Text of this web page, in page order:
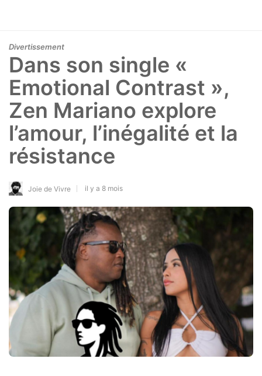
Divertissement
Dans son single «
Emotional Contrast »,
Zen Mariano explore
l’amour, l’inégalité et la
résistance
Joie de Vivre il y a 8 mois